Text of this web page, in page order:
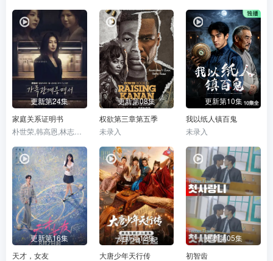
更新第24集
家庭关系证明书
更新第08集
权欲第三章第五季
未录入
更新第10集
我以纸人镇百鬼
未录入
更新第16集
天才，女友
更新第12集
大唐少年天行传
更新第05集
初智齿